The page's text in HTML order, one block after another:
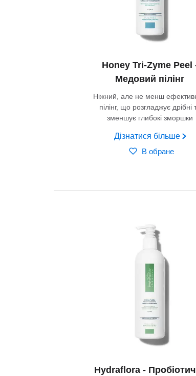
Honey Tri-Zyme Peel
Медовий пілінг
Ніжний, але не менш
пілінг, що розгладжує дрібні
зменшує глибокі зморшки
Дізнатися більше
В обране
Hydraflora -